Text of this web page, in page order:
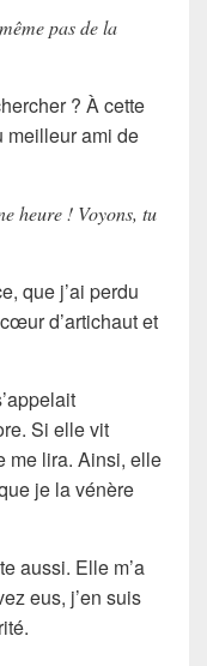
pas de la
? À cette
meilleur ami de
heure ! Voyons, tu
que j’ai perdu
d’artichaut et
Si elle vit
me lira. Ainsi, elle
je la vénère
aussi. Elle m’a
eus, j’en suis